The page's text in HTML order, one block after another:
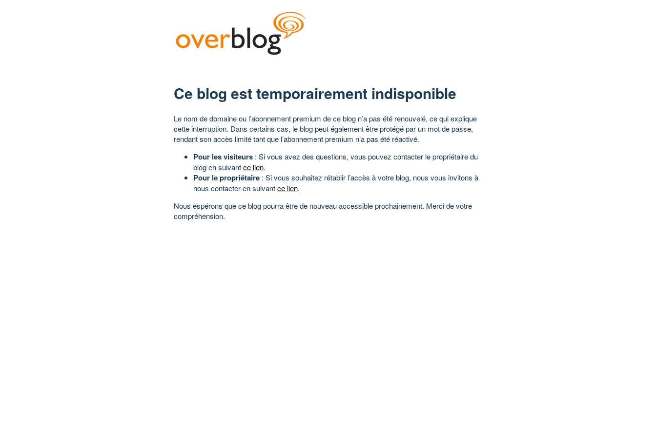
Ce blog est temporairement indisponible
Le nom de domaine ou l’abonnement premium de ce blog n’a pas été renouvelé, ce qui explique
cette interruption. Dans certains cas, le blog peut également être protégé par un mot de passe,
rendant son accès limité tant que l’abonnement premium n’a pas été réactivé.
Pour les visiteurs : Si vous avez des questions, vous pouvez contacter le propriétaire du
blog en suivantce lien.
Pour le propriétaire : Si vous souhaitez rétablir l’accès à votre blog, nous vous invitons à
nous contacter en suivantce lien.
Nous espérons que ce blog pourra être de nouveau accessible prochainement. Merci de votre
compréhension.